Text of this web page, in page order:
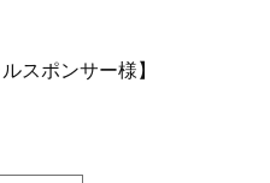
スポンサー様】